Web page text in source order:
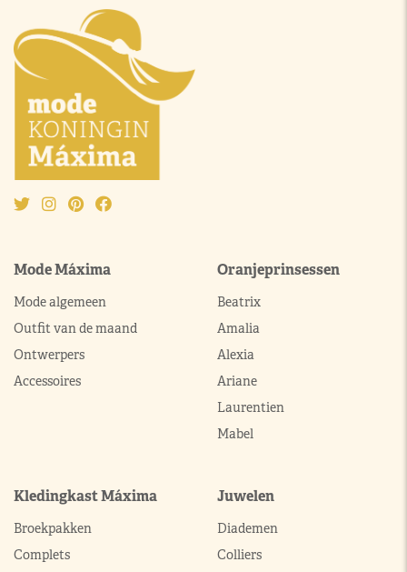
Mode Máxima
Mode algemeen
Outfit van de maand
Ontwerpers
Accessoires
Oranjeprinsessen
Beatrix
Amalia
Alexia
Ariane
Laurentien
Mabel
Kledingkast Máxima
Broekpakken
Complets
Juwelen
Diademen
Colliers